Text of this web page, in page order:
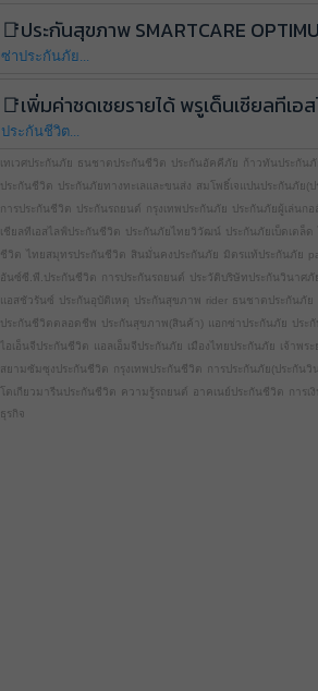
ประกันสุขภาพ SmartCare
ซ่าประกันภัย...
เพิ่มค่าชดเชยรายได้ พรูเด็นเชียลทีเอ
ประกันชีวิต...
เทเวศประกันภัย ธนชาตประกันชีวิต ประกันอัคคีภัย ก้าวทันประกันภั
ประกันชีวิต ประกันภัยทางทะเลและขนส่ง สมโพธิ์เจแปนประกันภัย(ป
การประกันชีวิต ประกันรถยนต์ กรุงเทพประกันภัย ประกันภัยผู้เล่นกอ
เชียลทีเอสไลฟ์ประกันชีวิต ประกันภัยไทยวิวัฒน์ ประกันภัยเบ็ดเตล็ด
ชีวิต
ไทยสมุทรประกันชีวิต สินมั่นคงประกันภัย มิตรแท้ประกันภัย
อันซ์ซี.พี.ประกันชีวิต การประกันรถยนต์ ประวัติบริษัทประกันวินาศภั
แอสชัวรันซ์
ประกันอุบัติเหตุ ประกันสุขภาพ rider ธนชาตประกันภัย
ประกันชีวิตตลอดชีพ ประกันสุขภาพ(สินค้า) แอกซ่าประกันภัย ประ
ไอเอ็นจีประกันชีวิต แอลเอ็มจีประกันภัย เมืองไทยประกันภัย เจ้าพร
สยามซัมซุงประกันชีวิต กรุงเทพประกันชีวิต การประกันภัย(ประกันวิ
โตเกียวมารีนประกันชีวิต ความรู้รถยนต์ อาคเนย์ประกันชีวิต การเ
ธุรกิจ